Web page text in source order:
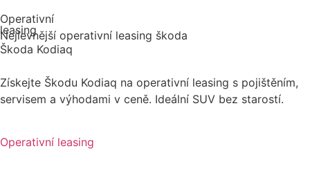
Operativní
leasing
Nejlevnější operativní leasing škoda
Škoda Kodiaq
Získejte Škodu Kodiaq na operativní leasing s pojištěním,
servisem a výhodami v ceně. Ideální SUV bez starostí.
Operativní leasing